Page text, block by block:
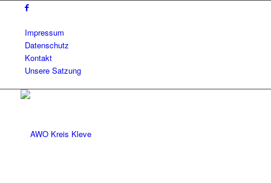
Impressum
Datenschutz
Kontakt
Unsere Satzung